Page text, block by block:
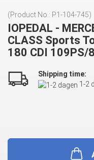
(Product No.: P1-104-745)
IOPEDAL -
CLASS Sports
180 CDI 109PS/
Shipping time:
1-2